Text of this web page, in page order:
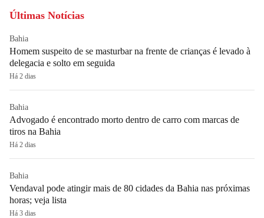
Últimas Notícias
Bahia
Homem suspeito de se masturbar na frente de crianças é levado à
delegacia e solto em seguida
Há 2 dias
Bahia
Advogado é encontrado morto dentro de carro com marcas de
tiros na Bahia
Há 2 dias
Bahia
Vendaval pode atingir mais de 80 cidades da Bahia nas próximas
horas; veja lista
Há 3 dias